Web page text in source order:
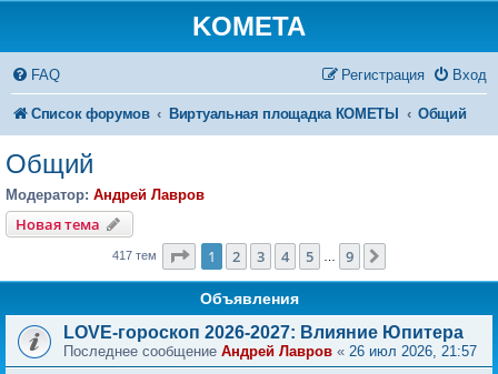
KOMETA
FAQ Вход
Регистрация
Список форумов Виртуальная площадка КОМЕТЫ Общий
Общий
Модератор: Андрей Лавров
Новая тема
417 тем Страница из
1 2 3 4 5 9
Объявления
LOVE-гороскоп 2026-2027: Влияние Юпитера
Последнее сообщение Андрей Лавров « 26 июл 2026, 21:57